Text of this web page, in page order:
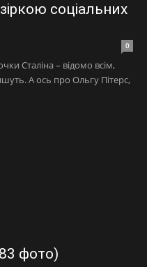
соціальних
0
Сталіна – відомо всім,
А ось про Ольгу Пітерс,
фото)